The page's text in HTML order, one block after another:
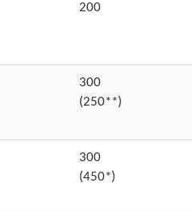
200
300
(250**)
300
(450*)